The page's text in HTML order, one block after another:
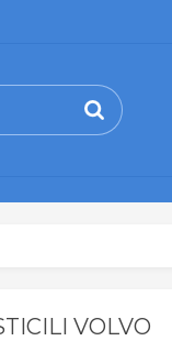
VOLVO